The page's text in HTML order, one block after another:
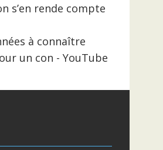
s’en rende compte
à connaître
un con - YouTube